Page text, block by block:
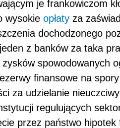
je frankowiczom
wysokie opłaty za
dochodzonego
z banków za taka
spowodowanych
finansowe na
za udzielanie
regulujących
przez państwo